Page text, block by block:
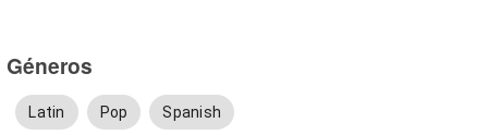
Géneros
Latin Pop Spanish